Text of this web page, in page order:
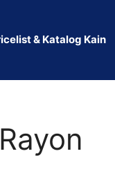
& Katalog Kain